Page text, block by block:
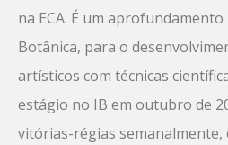
na ECA. É um
Botânica, para o
artísticos com técnicas
estágio no IB em outubro de
vitórias-régias semanalmente,